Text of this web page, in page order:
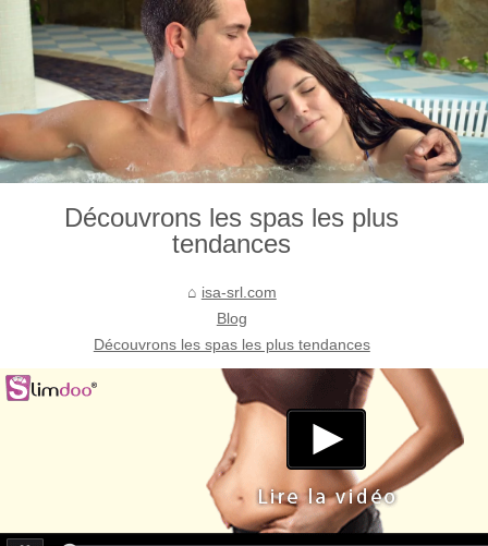
Découvrons les spas les plus
tendances
isa-srl.com
Blog
Découvrons les spas les plus tendances